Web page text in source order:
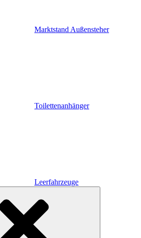
Marktstand Außensteher
Toilettenanhänger
Leerfahrzeuge